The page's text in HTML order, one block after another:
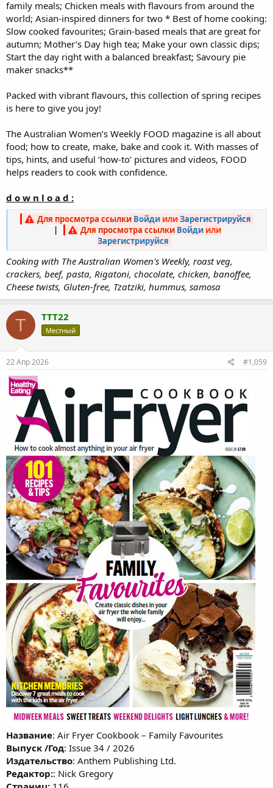
family meals; Chicken meals with flavours from around the
world; Asian-inspired dinners for two * Best of home cooking:
Slow cooked favourites; Grain-based meals that are great for
autumn; Mother’s Day high tea; Make your own classic dips;
Start the day right with a balanced breakfast; Savoury pie
maker snacks**
Packed with vibrant flavours, this collection of spring recipes
is here to give you joy!
The Australian Women’s Weekly FOOD magazine is all about
food; how to create, make, bake and cook it. With masses of
tips, hints, and useful ‘how-to’ pictures and videos, FOOD
helps readers to cook with confidence.
d o w n l o a d :
Для просмотра ссылки Войди илиЗарегистрируйся
|
Для просмотра ссылки Войди или
Зарегистрируйся
Cooking with The Australian Women's Weekly, roast veg,
crackers, beef, pasta, Rigatoni, chocolate, chicken, banoffee,
Cheese twists, Gluten-free, Tzatziki, hummus, samosa
T TTT22
Местный
22 Апр 2026 #1,059
Название: Air Fryer Cookbook – Family Favourites
Выпуск /Год: Issue 34 / 2026
Издательство: Anthem Publishing Ltd.
Редактор:: Nick Gregory